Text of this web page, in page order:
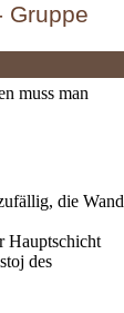
Gruppe
muss man
die Wand
Hauptschicht
des